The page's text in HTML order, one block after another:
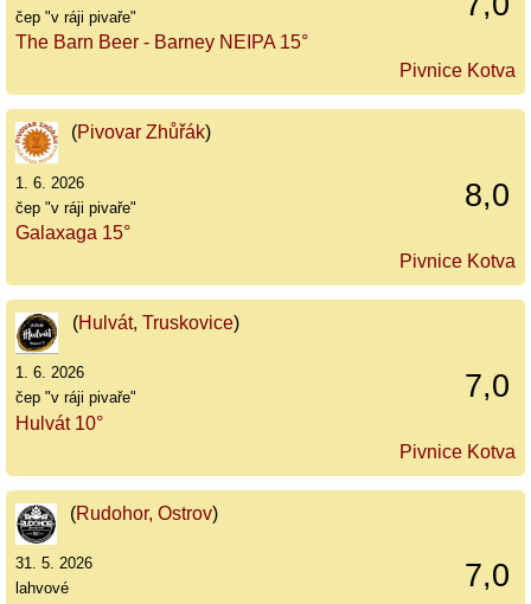
čep "v ráji pivaře"
The Barn Beer - Barney NEIPA 15°
Pivnice Kotva
(Pivovar Zhůřák)
8,0
1. 6. 2026
čep "v ráji pivaře"
Galaxaga 15°
Pivnice Kotva
(Hulvát, Truskovice)
7,0
1. 6. 2026
čep "v ráji pivaře"
Hulvát 10°
Pivnice Kotva
(Rudohor, Ostrov)
7,0
31. 5. 2026
lahvové